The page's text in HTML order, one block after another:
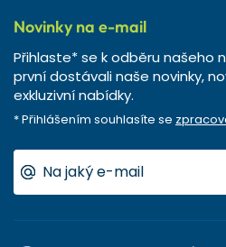
Novinky na e-mail
Přihlaste* se k odběru našeho
první dostávali naše novinky,
exkluzivní nabídky.
* Přihlášením souhlasíte se